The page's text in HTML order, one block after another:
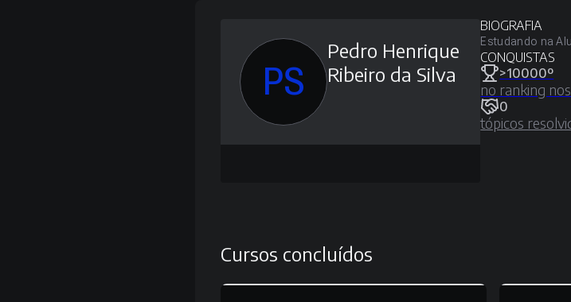
PS
Pedro Henrique
Ribeiro da Silva
BIOGRAFIA
Estudando na
CONQUISTAS
>10000º
no ranking
0
tópicos
Cursos concluídos